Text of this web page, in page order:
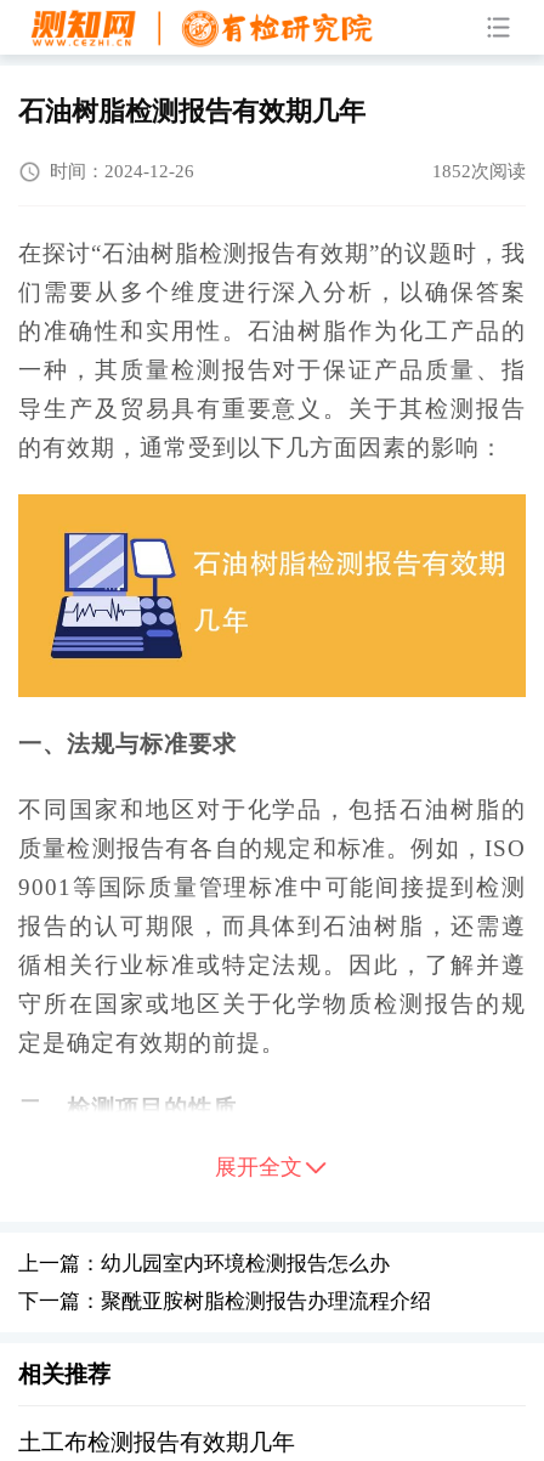
石油树脂检测报告有效期几年
时间：2024-12-26 1852次阅读
在探讨“石油树脂检测报告有效期”的议题时，我
们需要从多个维度进行深入分析，以确保答案
的准确性和实用性。石油树脂作为化工产品的
一种，其质量检测报告对于保证产品质量、指
导生产及贸易具有重要意义。关于其检测报告
的有效期，通常受到以下几方面因素的影响：
一、法规与标准要求
不同国家和地区对于化学品，包括石油树脂的
质量检测报告有各自的规定和标准。例如，ISO
9001等国际质量管理标准中可能间接提到检测
报告的认可期限，而具体到石油树脂，还需遵
循相关行业标准或特定法规。因此，了解并遵
守所在国家或地区关于化学物质检测报告的规
定是确定有效期的前提。
二、检测项目的性质
石油树脂的检测项目多样，包括但不限于粘
标。这些检测项目的有效期可能因测试条件的
稳定性、样品保存状态以及技术手段的发展而
性能测试，如密度、色度等，只要测试方法得
长；而涉及化学变化或易受环境影响的参数
展开全文
上一篇：幼儿园室内环境检测报告怎么办
下一篇：聚酰亚胺树脂检测报告办理流程介绍
相关推荐
土工布检测报告有效期几年